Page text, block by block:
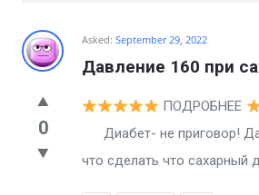
Billion
Essays
Latest
Questions
Asked: September 29, 2022
Давление 160 при
0
ПОДРОБНЕЕ
Диабет- не приговор!
что сделать что сахарный